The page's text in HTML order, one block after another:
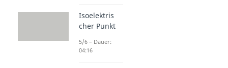
Isoelektris
cher Punkt
5/6 – Dauer:
04:16